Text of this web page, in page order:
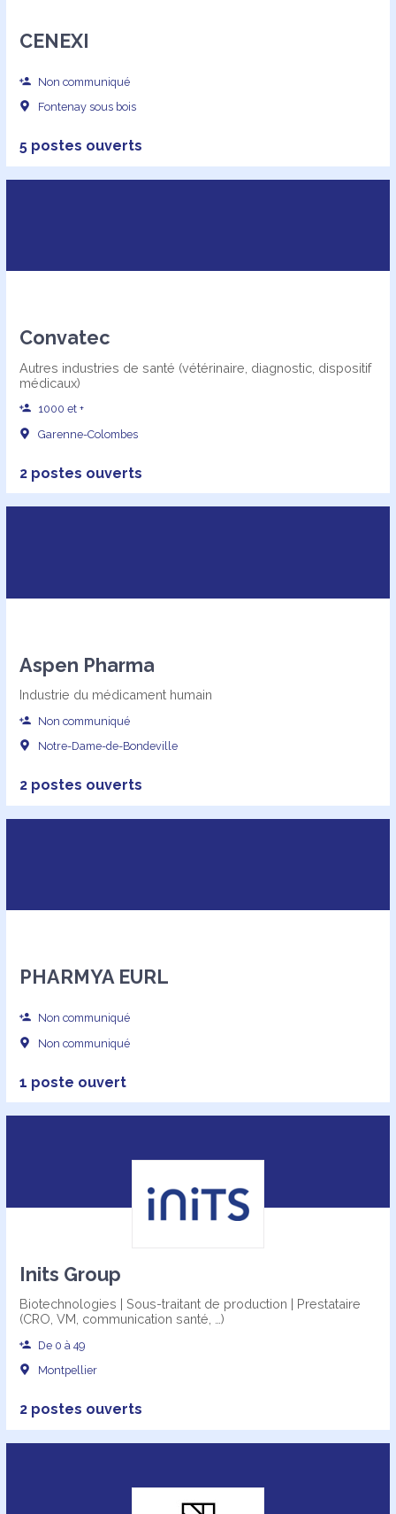
CENEXI
Non communiqué
Fontenay sous bois
5 postes ouverts
Convatec
Autres industries de santé (vétérinaire, diagnostic, dispositif
médicaux)
1000 et +
Garenne-Colombes
2 postes ouverts
Aspen Pharma
Industrie du médicament humain
Non communiqué
Notre-Dame-de-Bondeville
2 postes ouverts
PHARMYA EURL
Non communiqué
Non communiqué
1 poste ouvert
Inits Group
Biotechnologies | Sous-traitant de production | Prestataire
(CRO, VM, communication santé, …)
De 0 à 49
Montpellier
2 postes ouverts